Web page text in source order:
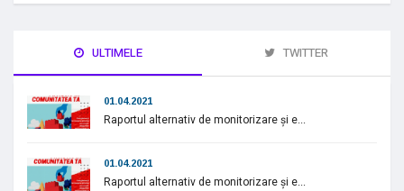
ULTIMELE TWITTER
01.04.2021
Raportul alternativ de monitorizare și e...
01.04.2021
Raportul alternativ de monitorizare și e...